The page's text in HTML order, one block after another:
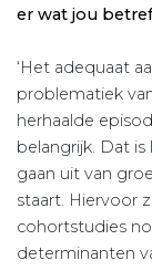
er wat jou
‘Het adequaat
problematiek
herhaalde
belangrijk. Dat is
gaan uit van
staart. Hiervoor
cohortstudies
determinanten